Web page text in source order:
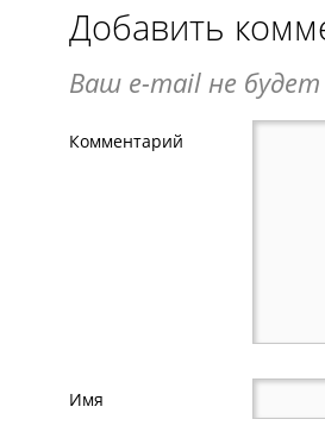
Добавить
Ваш e-mail не будет
Комментарий
Имя